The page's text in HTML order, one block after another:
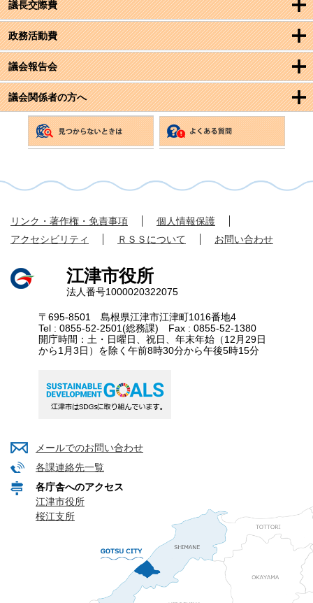
議長交際費
政務活動費
議会報告会
議会関係者の方へ
リンク・著作権・免責事項
個人情報保護
アクセシビリティ
ＲＳＳについて お問い合わせ
江津市役所
法人番号1000020322075
〒695-8501 島根県江津市江津町1016番地4
Tel : 0855-52-2501(総務課) Fax : 0855-52-1380
開庁時間：土・日曜日、祝日、年末年始（12月29日
から1月3日）を除く午前8時30分から午後5時15分
メールでのお問い合わせ
各課連絡先一覧
各庁舎へのアクセス
江津市役所
桜江支所